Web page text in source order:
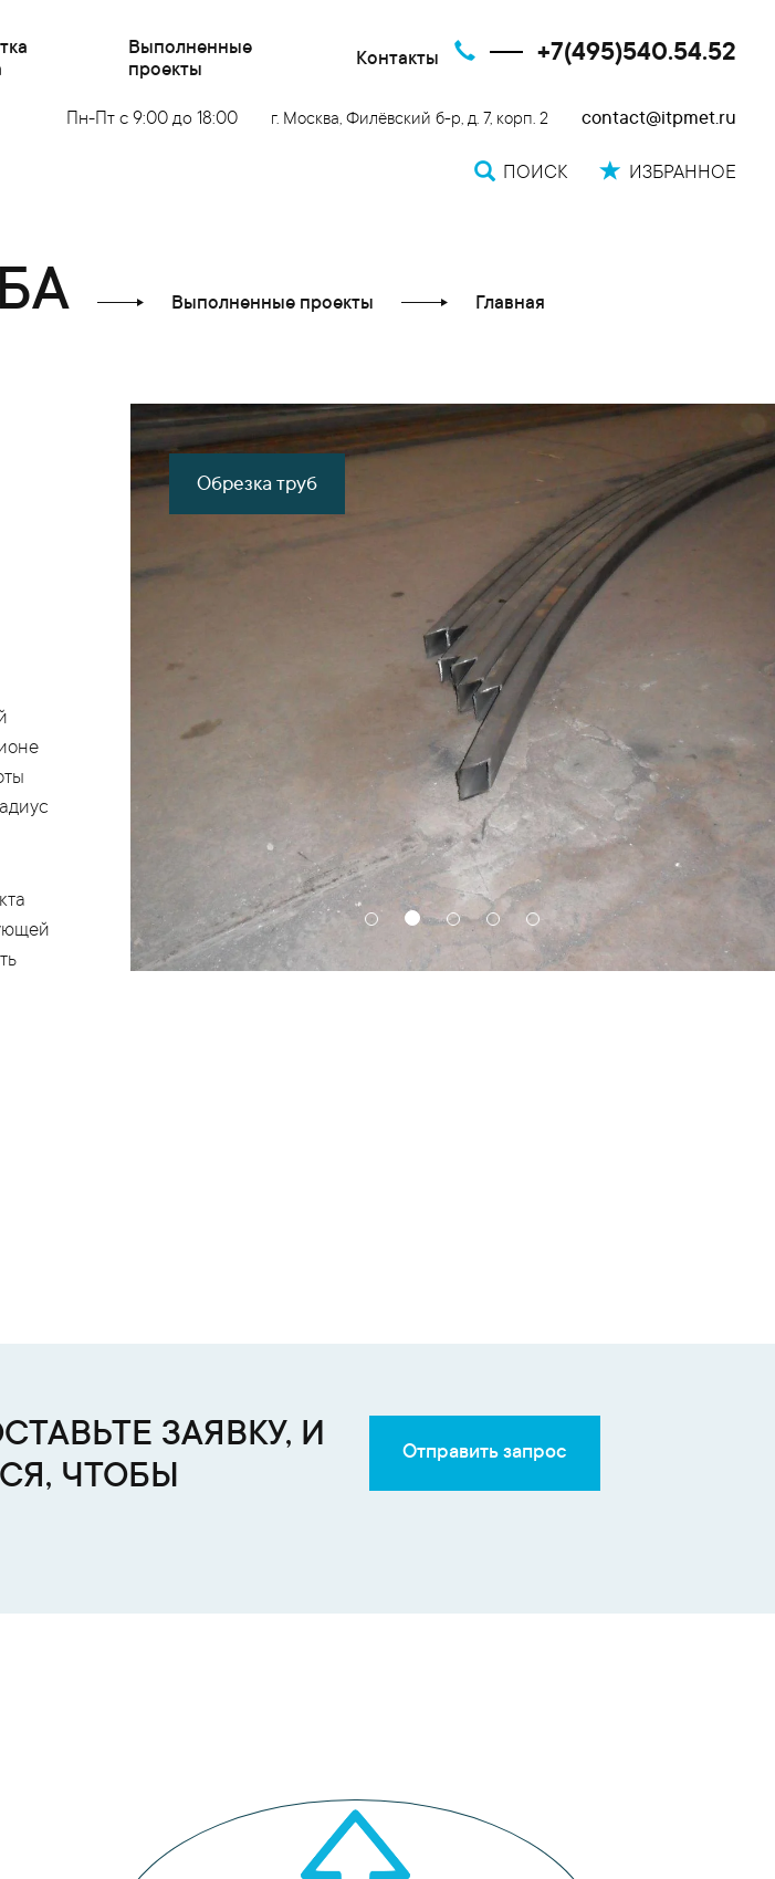
Выполненные
проекты
Контакты +7(495)540.54.52
Пн-Пт с 9:00 до 18:00 г. Москва, Филёвский б-р, д. 7, корп. 2 contact@itpmet.ru
ПОИСК ИЗБРАННОЕ
Выполненные проекты Главная
Обрезка труб
ЗАЯВКУ, И
ЧТОБЫ
Отправить запрос